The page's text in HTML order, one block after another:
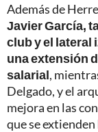
Además de
Javier García,
club y el lateral
una extensión
salarial,
Delgado, y el
mejora en las
que se